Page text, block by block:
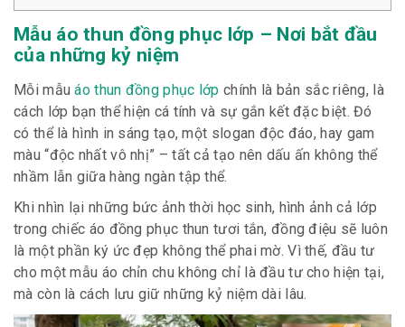
Mẫu áo thun đồng phục lớp – Nơi bắt đầu
của những kỷ niệm
Mỗi mẫuáo thun đồng phục lớp chính là bản sắc riêng, là
cách lớp bạn thể hiện cá tính và sự gắn kết đặc biệt. Đó
có thể là hình in sáng tạo, một slogan độc đáo, hay gam
màu “độc nhất vô nhị” – tất cả tạo nên dấu ấn không thể
nhầm lẫn giữa hàng ngàn tập thể.
Khi nhìn lại những bức ảnh thời học sinh, hình ảnh cả lớp
trong chiếc áo đồng phục thun tươi tắn, đồng điệu sẽ luôn
là một phần ký ức đẹp không thể phai mờ. Vì thế, đầu tư
cho một mẫu áo chỉn chu không chỉ là đầu tư cho hiện tại,
mà còn là cách lưu giữ những kỷ niệm dài lâu.